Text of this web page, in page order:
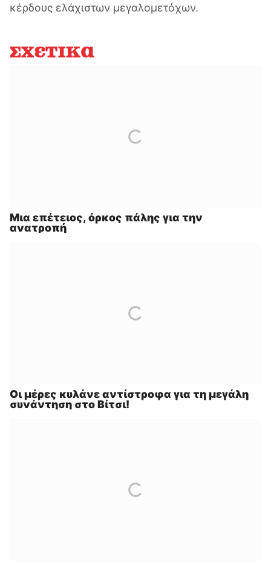
κέρδους ελάχιστων μεγαλομετόχων.
Σχετικά
Μια επέτειος, όρκος πάλης για την
ανατροπή
Οι μέρες κυλάνε αντίστροφα για τη μεγάλη
συνάντηση στο Βίτσι!